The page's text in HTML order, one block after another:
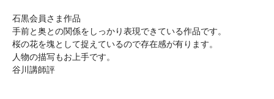
石黒会員さま作品
手前と奥との関係をしっかり表現できている作品です。
桜の花を塊として捉えているので存在感が有ります。
人物の描写もお上手です。
谷川講師評